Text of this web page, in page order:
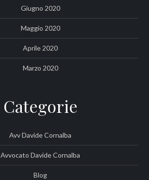
Giugno 2020
Maggio 2020
Aprile 2020
Marzo 2020
Categorie
Avv Davide Cornalba
Avvocato Davide Cornalba
Blog